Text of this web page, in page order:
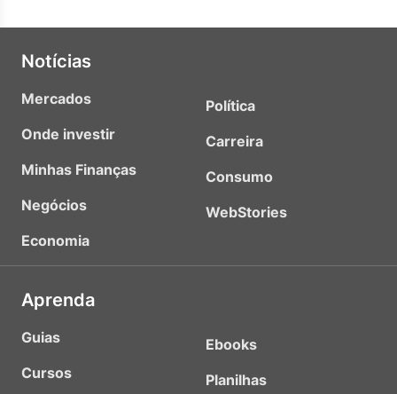
Notícias
Mercados
Onde investir
Minhas Finanças
Negócios
Economia
Política
Carreira
Consumo
WebStories
Aprenda
Guias
Cursos
Ebooks
Planilhas